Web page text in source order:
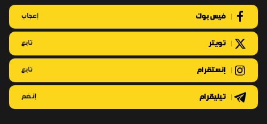
فيس بوك إعجاب
تويتر تابع
إنستقرام تابع
تيليقرام إنضم